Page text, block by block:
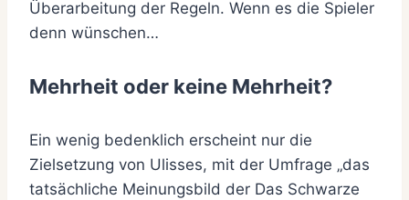
Überarbeitung der Regeln. Wenn es die Spieler
denn wünschen…
Mehrheit oder keine Mehrheit?
Ein wenig bedenklich erscheint nur die
Zielsetzung von Ulisses, mit der Umfrage „das
tatsächliche Meinungsbild der Das Schwarze